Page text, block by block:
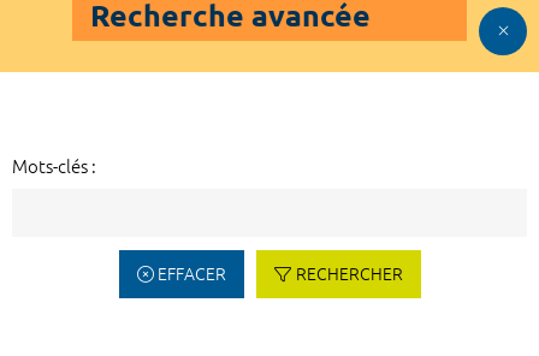
Recherche avancée
Mots-clés :
EFFACER RECHERCHER